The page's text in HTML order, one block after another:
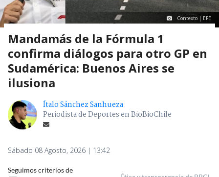
Contexto | EFE
Mandamás de la Fórmula 1
confirma diálogos para otro GP en
Sudamérica: Buenos Aires se
ilusiona
Ítalo Sánchez Sanhueza
Periodista de Deportes en BioBioChile
Sábado 08 Agosto, 2026 | 13:42
Seguimos criterios de